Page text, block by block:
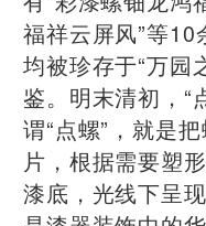
福祥云屏风”等10
均被珍存于“万园
鉴。明末清初，“
谓“点螺”，就是
片，根据需要塑
漆底，光线下呈